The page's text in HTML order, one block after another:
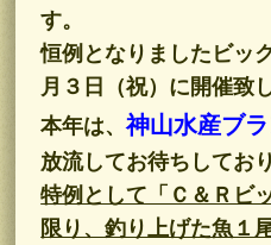
す。
恒例となりましたビッ
月３日（祝）に開催致
本年は、神山水産ブ
放流してお待ちしてお
特例として「Ｃ＆Ｒビ
限り、釣り上げた魚１